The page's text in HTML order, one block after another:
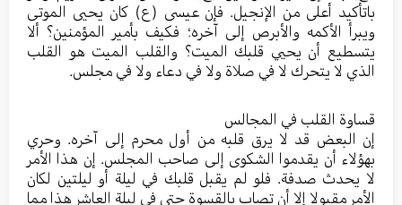
باتأكيد أعلى من الإنجيل. فإن عيسى (ع) كان يحيى الموتى
ويبرأ الأكمه والأبرص إلى آخره؛ فكيف بأمير المؤمنين؟ ألا
يتسطيع أن يحيي قلبك الميت؟ والقلب الميت هو القلب
الذي لا يتحرك لا في صلاة ولا في دعاء ولا في مجلس.
قساوة القلب في المجالس
إن البعض قد لا يرق قلبه من أول محرم إلى آخره. وحري
بهؤلاء أن يقدموا الشكوى إلى صاحب المجلس. إن هذا الأمر
لا يحدث صدفة. فلو لم يقبل قلبك في ليلة أو ليلتين لكان
الأمر مقبولا إلا أن تصاب بالقسوة حتى في ليلة العاشر هذا مما